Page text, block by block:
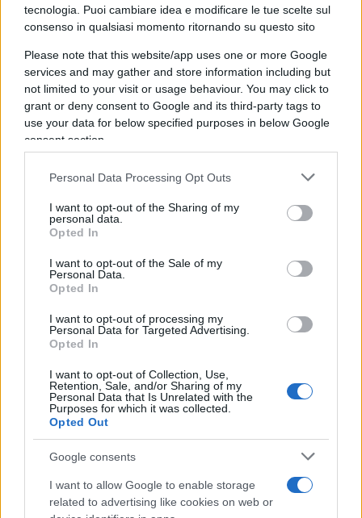
tecnologia. Puoi cambiare idea e modificare le tue scelte sul
consenso in qualsiasi momento ritornando su questo sito
Please note that this website/app uses one or more Google
services and may gather and store information including but
not limited to your visit or usage behaviour. You may click to
grant or deny consent to Google and its third-party tags to
use your data for below specified purposes in below Google
consent section.
Personal Data Processing Opt Outs
I want to opt-out of the Sharing of my
personal data.
Opted In
I want to opt-out of the Sale of my
Personal Data.
Opted In
I want to opt-out of processing my
Personal Data for Targeted Advertising.
Opted In
I want to opt-out of Collection, Use,
Retention, Sale, and/or Sharing of my
Personal Data that Is Unrelated with the
Purposes for which it was collected.
Opted Out
Google consents
I want to allow Google to enable storage
related to advertising like cookies on web or
1 Luglio 2017
3.6k Visualizzazioni
Sbarchi, l’Italia minaccia e l’Ue
fischietta… (30 giugno 2017)
30 Giugno 2017